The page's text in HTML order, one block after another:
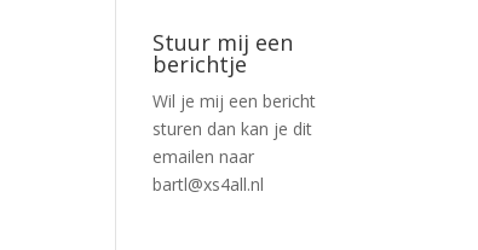
Stuur mij een
berichtje
Wil je mij een bericht
sturen dan kan je dit
emailen naar
bartl@xs4all.nl